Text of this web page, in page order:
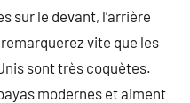
sur le devant, l’arrière
vite que les
sont très coquètes.
modernes et aiment